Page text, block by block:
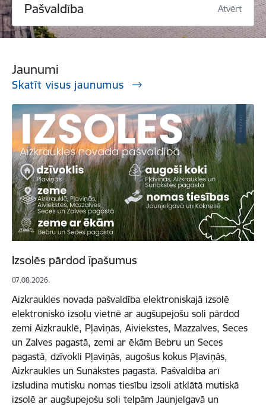
Pašvaldība Atvērt
Jaunumi
Skatīt visus jaunumus
Izsolēs pārdod īpašumus
07.08.2026.
Aizkraukles novada pašvaldība elektroniskajā izsolē
elektronisko izsoļu vietnē ar augšupejošu soli pārdod
zemi Aizkrauklē, Pļaviņās, Aiviekstes, Mazzalves, Seces
un Zalves pagastā, zemi ar ēkām Bebru un Seces
pagastā, dzīvokli Pļaviņās, augošus kokus Pļaviņās,
Aizkraukles un Sunākstes pagastā. Pašvaldība arī
izsludina mutisku nomas tiesību izsoli atklātā mutiskā
izsolē ar augšupejošu soli telpām Jaunjelgavā un